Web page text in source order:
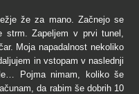
že za mano. Začnejo se
strm. Zapeljem v prvi tunel,
Moja napadalnost nekoliko
in vstopam v naslednji
Pojma nimam, koliko še
da rabim še dobrih 10